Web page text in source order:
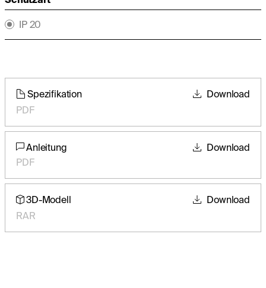
IP 20
Spezifikation
PDF
Download
Anleitung
PDF
Download
3D-Modell
RAR
Download